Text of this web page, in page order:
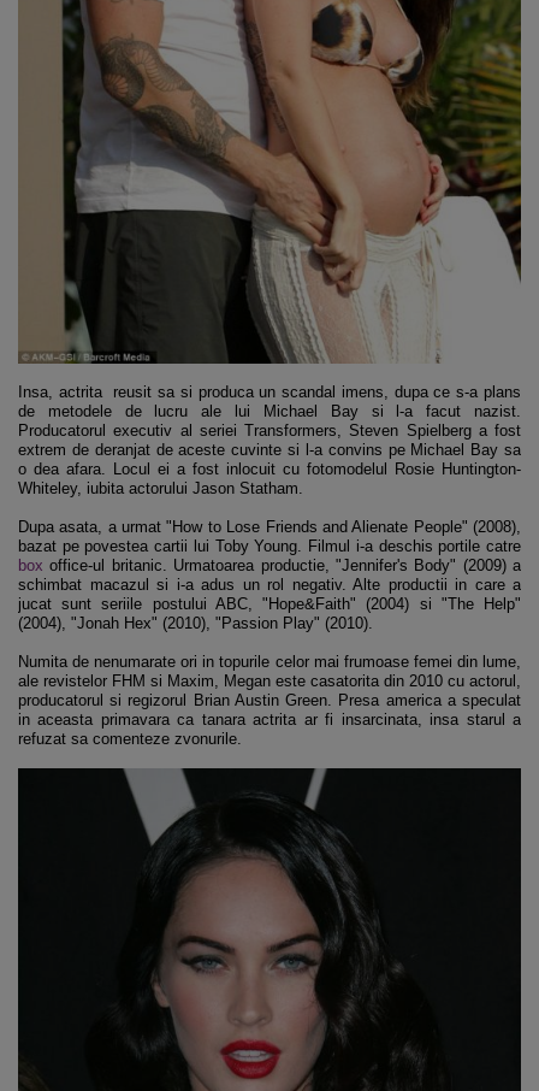
Insa, actrita reusit sa si produca un scandal imens, dupa ce s-a plans
de metodele de lucru ale lui Michael Bay si l-a facut nazist.
Producatorul executiv al seriei Transformers, Steven Spielberg a fost
extrem de deranjat de aceste cuvinte si l-a convins pe Michael Bay sa
o dea afara. Locul ei a fost inlocuit cu fotomodelul Rosie Huntington-
Whiteley, iubita actorului Jason Statham.
Dupa asata, a urmat "How to Lose Friends and Alienate People" (2008),
bazat pe povestea cartii lui Toby Young. Filmul i-a deschis portile catre
box office-ul britanic. Urmatoarea productie, "Jennifer's Body" (2009) a
schimbat macazul si i-a adus un rol negativ. Alte productii in care a
jucat sunt seriile postului ABC, "Hope&Faith" (2004) si "The Help"
(2004), "Jonah Hex" (2010), "Passion Play" (2010).
Numita de nenumarate ori in topurile celor mai frumoase femei din lume,
ale revistelor FHM si Maxim, Megan este casatorita din 2010 cu actorul,
producatorul si regizorul Brian Austin Green. Presa america a speculat
in aceasta primavara ca tanara actrita ar fi insarcinata, insa starul a
refuzat sa comenteze zvonurile.